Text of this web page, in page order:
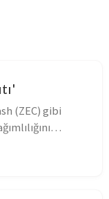
(ZEC) gibi